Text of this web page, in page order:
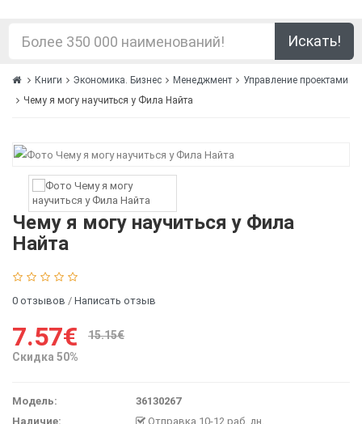
Искать!
Книги Экономика. Бизнес Менеджмент
Управление проектами
Чему я могу научиться у Фила Найта
Чему я могу научиться у Фила
Найта
0 отзывов / Написать отзыв
7.57€
15.15€
Скидка 50%
Модель:
36130267
Наличие:
Отправка 10-12 раб. дн.